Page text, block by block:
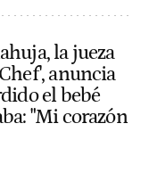
la jueza
anuncia
el bebé
"Mi corazón